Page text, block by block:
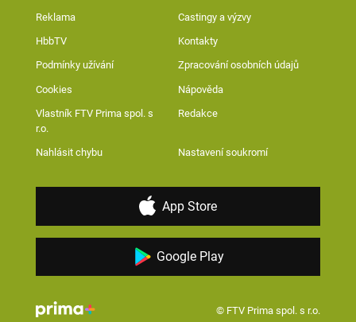
Reklama Castingy a výzvy
HbbTV Kontakty
Podmínky užívání Zpracování osobních údajů
Cookies Nápověda
Vlastník FTV Prima spol. s
r.o.
Redakce
Nahlásit chybu Nastavení soukromí
App Store
Google Play
© FTV Prima spol. s r.o.